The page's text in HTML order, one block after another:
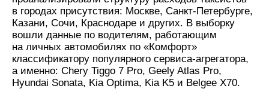
в городах присутствия: Москве, Санкт-Петербурге,
Казани, Сочи, Краснодаре и других. В выборку
вошли данные по водителям, работающим
на личных автомобилях по «Комфорт»
классификатору популярного сервиса-агрегатора,
а именно: Chery Tiggo 7 Pro, Geely Atlas Pro,
Hyundai Sonata, Kia Optima, Kia K5 и Belgee X70.